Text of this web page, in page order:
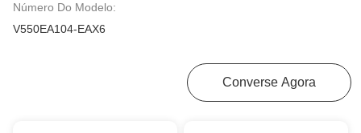
Número Do Modelo:
V550EA104-EAX6
Converse Agora